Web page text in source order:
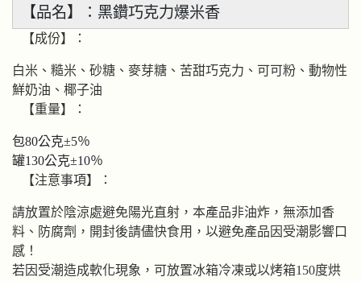
【品名】：黑鑽巧克力爆米香
【成份】：
白米、糙米、砂糖、麥芽糖、苦甜巧克力、可可粉、動物性
鮮奶油、椰子油
【重量】：
包80公克±5％
罐130公克±10％
【注意事項】：
請放置於陰涼處避免陽光直射，本產品非油炸，無添加香
料、防腐劑，開封後請儘快食用，以避免產品因受潮影響口
感！
若因受潮造成軟化現象，可放置冰箱冷凍或以烤箱150度烘